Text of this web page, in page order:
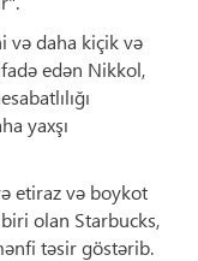
və daha kiçik və
edən Nikkol,
yaxşı
etiraz və boykot
olan Starbucks,
təsir göstərib.